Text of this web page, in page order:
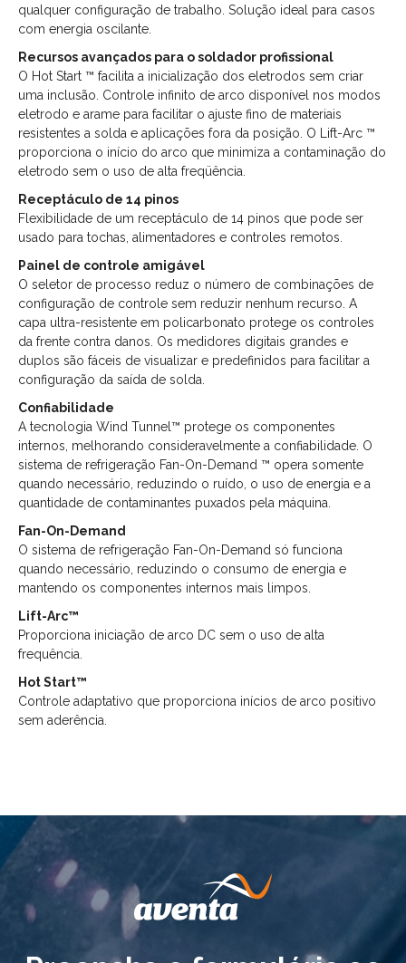
qualquer configuração de trabalho. Solução ideal para casos
com energia oscilante.
Recursos avançados para o soldador profissional
O Hot Start ™ facilita a inicialização dos eletrodos sem criar
uma inclusão. Controle infinito de arco disponível nos modos
eletrodo e arame para facilitar o ajuste fino de materiais
resistentes a solda e aplicações fora da posição. O Lift-Arc ™
proporciona o início do arco que minimiza a contaminação do
eletrodo sem o uso de alta freqüência.
Receptáculo de 14 pinos
Flexibilidade de um receptáculo de 14 pinos que pode ser
usado para tochas, alimentadores e controles remotos.
Painel de controle amigável
O seletor de processo reduz o número de combinações de
configuração de controle sem reduzir nenhum recurso. A
capa ultra-resistente em policarbonato protege os controles
da frente contra danos. Os medidores digitais grandes e
duplos são fáceis de visualizar e predefinidos para facilitar a
configuração da saída de solda.
Confiabilidade
A tecnologia Wind Tunnel™ protege os componentes
internos, melhorando consideravelmente a confiabilidade. O
sistema de refrigeração Fan-On-Demand ™ opera somente
quando necessário, reduzindo o ruído, o uso de energia e a
quantidade de contaminantes puxados pela máquina.
Fan-On-Demand
O sistema de refrigeração Fan-On-Demand só funciona
quando necessário, reduzindo o consumo de energia e
mantendo os componentes internos mais limpos.
Lift-Arc™
Proporciona iniciação de arco DC sem o uso de alta
frequência.
Hot Start™
Controle adaptativo que proporciona inícios de arco positivo
sem aderência.